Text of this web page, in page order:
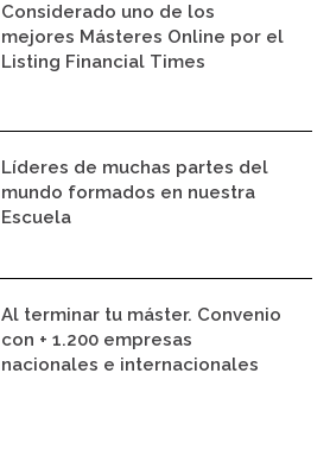
Considerado uno de los
mejores Másteres Online por el
Listing Financial Times
Líderes de muchas partes del
mundo formados en nuestra
Escuela
Al terminar tu máster. Convenio
con + 1.200 empresas
nacionales e internacionales